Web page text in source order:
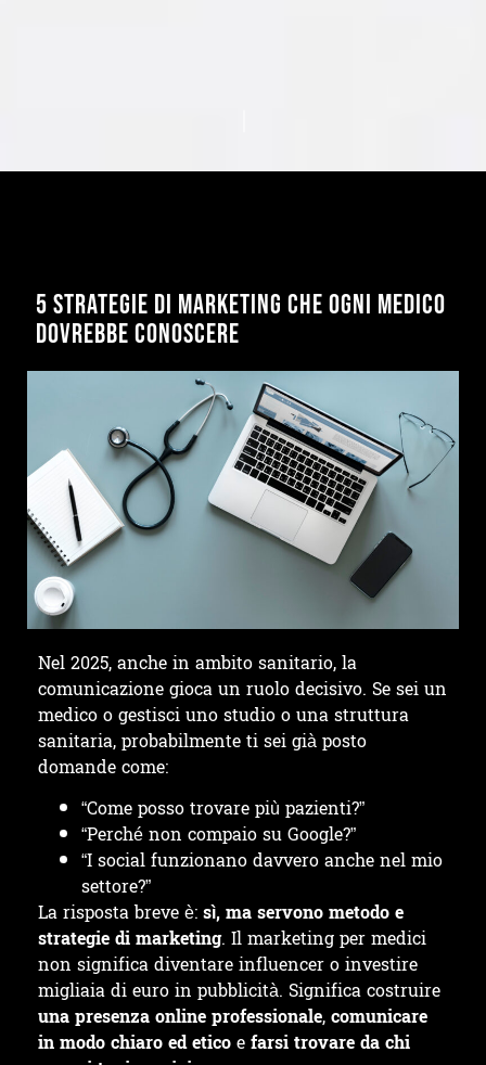
5 STRATEGIE DI MARKETING CHE OGNI MEDICO
DOVREBBE CONOSCERE
Nel 2025, anche in ambito sanitario, la
comunicazione gioca un ruolo decisivo. Se sei un
medico o gestisci uno studio o una struttura
sanitaria, probabilmente ti sei già posto
domande come:
“Come posso trovare più pazienti?”
“Perché non compaio su Google?”
“I social funzionano davvero anche nel mio
settore?”
La risposta breve è:sì, ma servono metodo e
strategie di marketing. Il marketing per medici
non significa diventare influencer o investire
migliaia di euro in pubblicità. Significa costruire
una presenza online professionale,comunicare
in modo chiaro ed eticoefarsi trovare da chi